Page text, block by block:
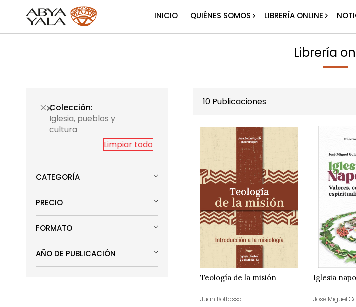
INICIO QUIÉNES SOMOS LIBRERÍA ONLINE
Librería
10Publicaciones
Teología de la misión
Juan Bottasso
Iglesia
José Miguel
Colección
Iglesia, pueblos y
cultura
Limpiar todo
CATEGORÍA
PRECIO
FORMATO
AÑO DE PUBLICACIÓN